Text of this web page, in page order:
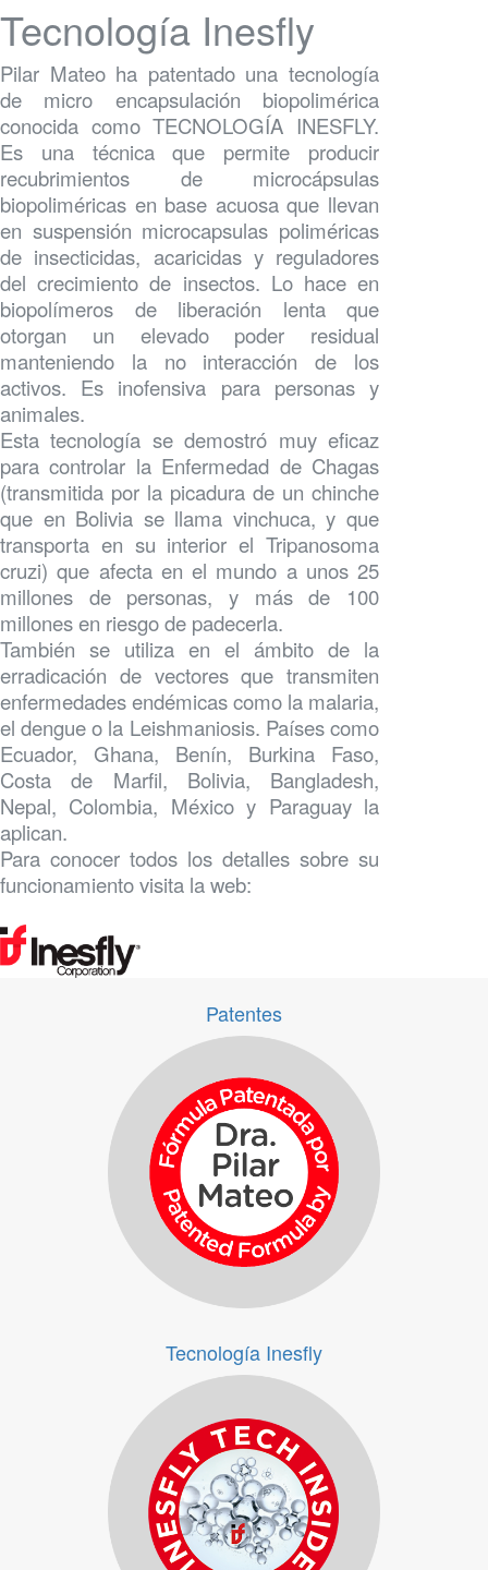
Tecnología Inesfly
Pilar Mateo ha patentado una tecnología
de micro encapsulación biopolimérica
conocida como TECNOLOGÍA INESFLY.
Es una técnica que permite producir
recubrimientos de microcápsulas
biopoliméricas en base acuosa que llevan
en suspensión microcapsulas poliméricas
de insecticidas, acaricidas y reguladores
del crecimiento de insectos. Lo hace en
biopolímeros de liberación lenta que
otorgan un elevado poder residual
manteniendo la no interacción de los
activos. Es inofensiva para personas y
animales.
Esta tecnología se demostró muy eficaz
para controlar la Enfermedad de Chagas
(transmitida por la picadura de un chinche
que en Bolivia se llama vinchuca, y que
transporta en su interior el Tripanosoma
cruzi) que afecta en el mundo a unos 25
millones de personas, y más de 100
millones en riesgo de padecerla.
También se utiliza en el ámbito de la
erradicación de vectores que transmiten
enfermedades endémicas como la malaria,
el dengue o la Leishmaniosis. Países como
Ecuador, Ghana, Benín, Burkina Faso,
Costa de Marfil, Bolivia, Bangladesh,
Nepal, Colombia, México y Paraguay la
aplican.
Para conocer todos los detalles sobre su
funcionamiento visita la web:
Patentes
Patentes
Tecnología Inesfly
Tecnología Inesfly